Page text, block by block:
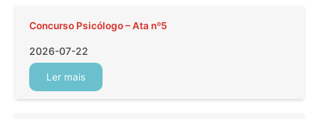
Concurso Psicólogo – Ata nº5
2026-07-22
Ler mais